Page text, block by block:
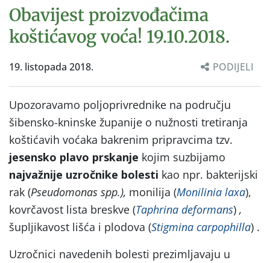
Obavijest proizvođačima
koštićavog voća! 19.10.2018.
19. listopada 2018. PODIJELI
Upozoravamo poljoprivrednike na području
šibensko-kninske županije o nužnosti tretiranja
koštićavih voćaka bakrenim pripravcima tzv.
jesensko plavo prskanje kojim suzbijamo
najvažnije uzročnike bolesti kao npr. bakterijski
rak (Pseudomonas spp.), monilija (Monilinia laxa),
kovrčavost lista breskve (Taphrina deformans) ,
šupljikavost lišća i plodova (Stigmina carpophilla) .
Uzročnici navedenih bolesti prezimljavaju u